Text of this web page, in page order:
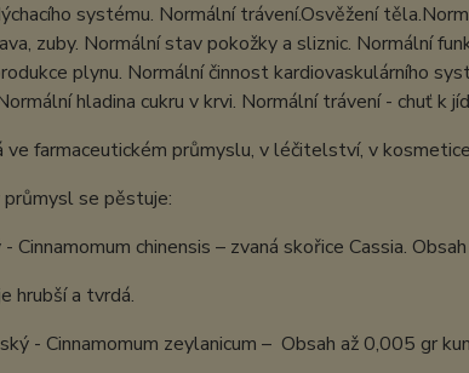
systému. Normální trávení.Osvěžení
zuby. Normální stav pokožky a sliznic. Normální
plynu. Normální činnost kardiovaskulárního
hladina cukru v krvi. Normální trávení - chuť k
ve farmaceutickém průmyslu, v léčitelství, v
se pěstuje:
Cinnamomum chinensis – zvaná skořice Cassia.
hrubší a tvrdá.
- Cinnamomum zeylanicum – Obsah až 0,005 gr